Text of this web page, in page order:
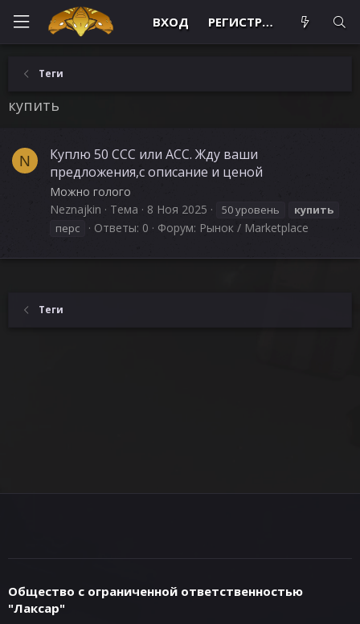
ВХОД РЕГИСТРАЦИЯ
Теги
купить
N
Куплю 50 CCC или АСС. Жду ваши
предложения,с описание и ценой
Можно голого
Neznajkin
Тема 8 Ноя 2025 50 уровень
купить
перс
Ответы: 0 Форум: Рынок / Marketplace
Теги
Общество с ограниченной ответственностью
"Лаксар"